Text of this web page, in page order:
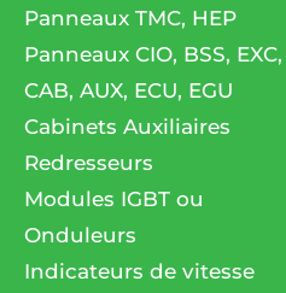
Panneaux TMC, HEP
Panneaux CIO, BSS, EXC,
CAB, AUX, ECU, EGU
Cabinets Auxiliaires
Redresseurs
Modules IGBT ou
Onduleurs
Indicateurs de vitesse